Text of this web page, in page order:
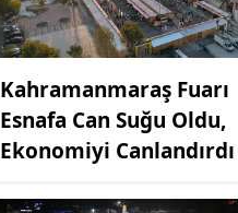
Kahramanmaraş Fuarı
Esnafa Can Suğu Oldu,
Ekonomiyi Canlandırdı